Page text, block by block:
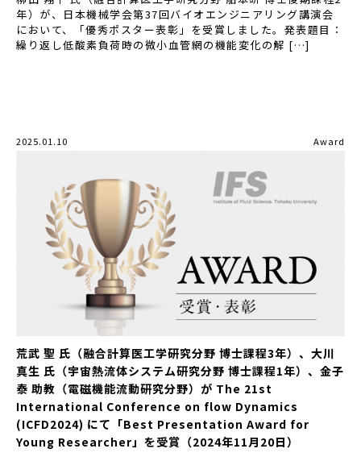
年）が、日本機械学会第37回バイオエンジニアリング講演会
において、「優秀ポスター表彰」を受賞しました。発表題目：
繰り返し低酸素負荷時の微小血管網の機能変化の解 […]
2025.01.10 Award
荒武 聖 氏（融合計算医工学研究分野 博士課程3年）、大川
真生 氏（宇宙熱流体システム研究分野 博士課程1年）、金子
泰 助教（電磁機能流動研究分野）が The 21st
International Conference on flow Dynamics
(ICFD2024) にて「Best Presentation Award for
Young Researcher」を受賞（2024年11月20日）